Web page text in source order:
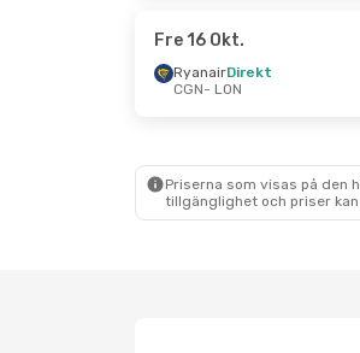
- Fre 2 Okt.
Fre 16 Okt.
RyanairDirekt
CGN- LON
Priserna som visas på den
tillgänglighet och priser